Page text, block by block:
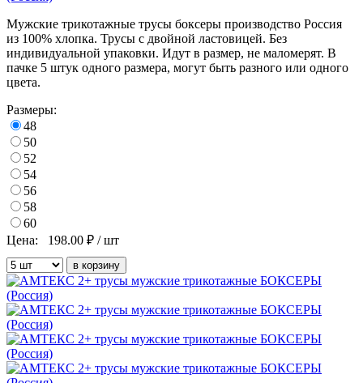
Мужские трикотажные трусы боксеры производство Россия
из 100% хлопка. Трусы с двойной ластовицей. Без
индивидуальной упаковки. Идут в размер, не маломерят. В
пачке 5 штук одного размера, могут быть разного или одного
цвета.
Размеры:
48
50
52
54
56
58
60
Цена:
198.00 ₽ / шт